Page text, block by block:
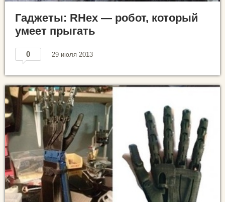
Гаджеты: RHex — робот, который
умеет прыгать
0 29 июля 2013